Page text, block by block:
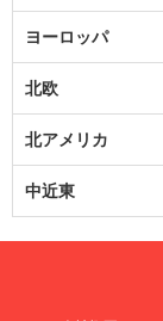
ヨーロッパ
北欧
北アメリカ
中近東